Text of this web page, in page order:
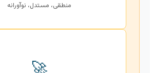
منطقی، مستدل، نوآورانه